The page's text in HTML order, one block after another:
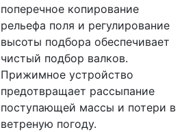
поперечное копирование
рельефа поля и регулирование
высоты подбора обеспечивает
чистый подбор валков.
Прижимное устройство
предотвращает рассыпание
поступающей массы и потери в
ветреную погоду.